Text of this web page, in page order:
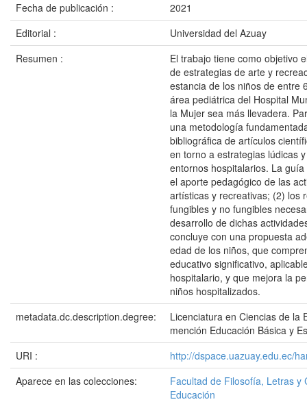
Fecha de publicación :
2021
Editorial :
Universidad del Azuay
Resumen :
El trabajo tiene como objetivo
de estrategias de arte y
estancia de los niños de entre
área pediátrica del Hospital
la Mujer sea más llevadera.
una metodología
bibliográfica de artículos
en torno a estrategias lúdicas
entornos hospitalarios. La
el aporte pedagógico de las
artísticas y recreativas; (2) los
fungibles y no fungibles
desarrollo de dichas
concluye con una propuesta
edad de los niños, que
educativo significativo,
hospitalario, y que mejora la
niños hospitalizados.
metadata.dc.description.degree:
Licenciatura en Ciencias de la
mención Educación Básica y
URI :
http://dspace.uazuay.edu.ec/
Aparece en las colecciones:
Facultad de Filosofía, Letras y
Educación